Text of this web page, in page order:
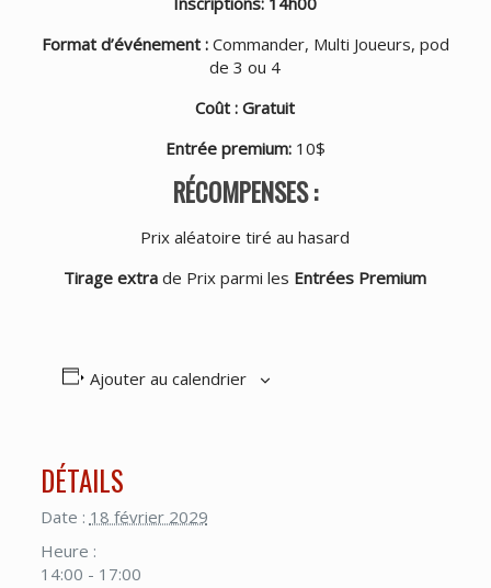
Format d’événement : Commander, Multi Joueurs, pod
de 3 ou 4
Coût : Gratuit
Entrée premium:10$
RÉCOMPENSES :
Prix aléatoire tiré au hasard
Tirage extra de Prix parmi les Entrées Premium
Ajouter au calendrier
DÉTAILS
Date : 18 février 2029
Heure :
14:00 - 17:00